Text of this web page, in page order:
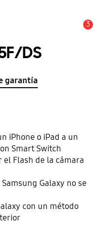
3
DS
garantía
iPhone o iPad a un
Smart Switch
el Flash de la cámara
Galaxy no se
con un método